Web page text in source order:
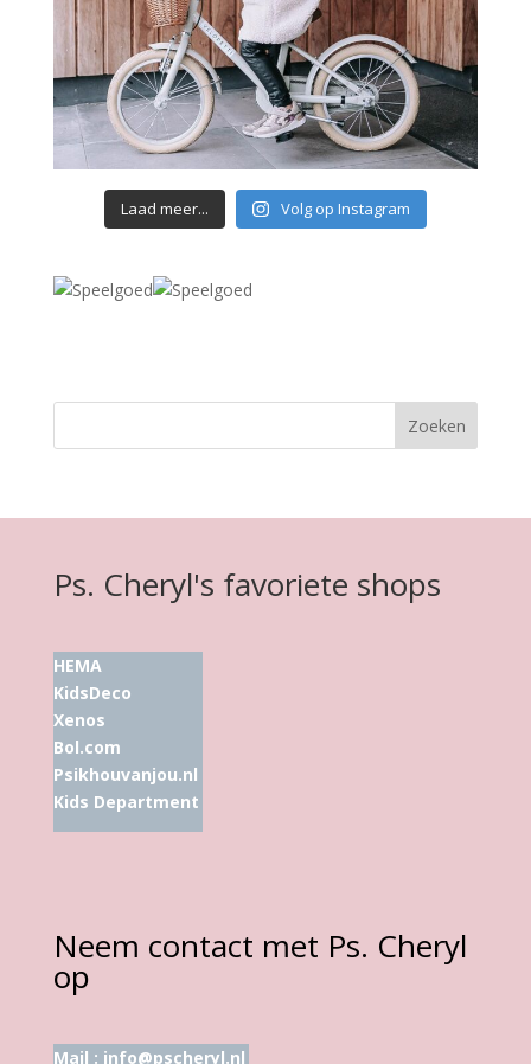
Laad meer... Volg op Instagram
Ps. Cheryl's favoriete shops
HEMA
KidsDeco
Xenos
Bol.com
Psikhouvanjou.nl
Kids Department
Neem contact met Ps. Cheryl
op
Mail : info@pscheryl.nl